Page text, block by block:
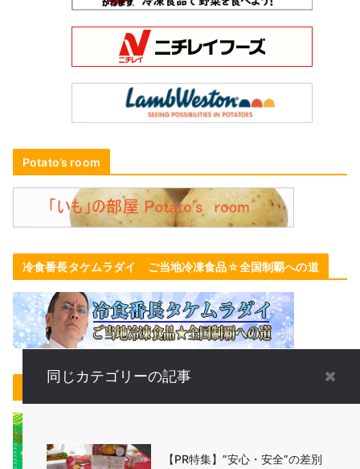
Potato’s room
冷食番長タケムラダイ ご当地冷凍食品☆全国制覇への道
冷凍野菜のレシピ
同じカテゴリーの記事
【PR特集】”安心・安全”の差別